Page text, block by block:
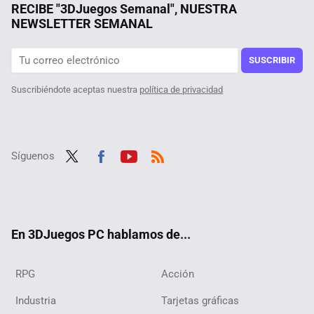
El Far Cry más 'friki' recibe una característica en Steam que es todo lo que necesitaba para volver a él
RECIBE "3DJuegos Semanal", NUESTRA
NEWSLETTER SEMANAL
SUSCRIBIR
Suscribiéndote aceptas nuestra política de privacidad
Síguenos
En 3DJuegos PC hablamos de...
RPG Acción
Industria Tarjetas gráficas